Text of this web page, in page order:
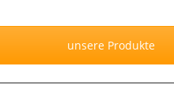
unsere Produkte